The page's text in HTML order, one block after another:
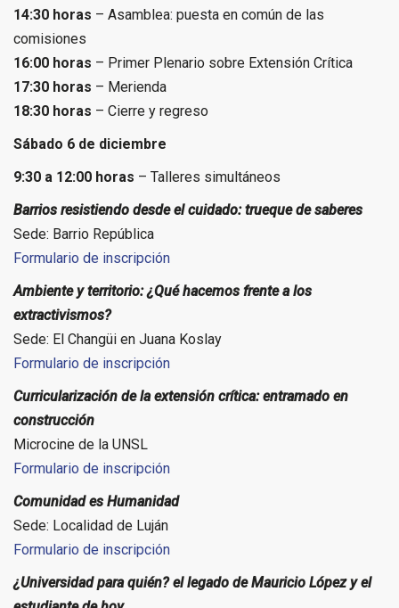
14:30 horas – Asamblea: puesta en común de las
comisiones
16:00 horas – Primer Plenario sobre Extensión Crítica
17:30 horas – Merienda
18:30 horas – Cierre y regreso
Sábado 6 de diciembre
9:30 a 12:00 horas – Talleres simultáneos
Barrios resistiendo desde el cuidado: trueque de saberes
Sede: Barrio República
Formulario de inscripción
Ambiente y territorio: ¿Qué hacemos frente a los
extractivismos?
Sede: El Changüi en Juana Koslay
Formulario de inscripción
Curricularización de la extensión crítica: entramado en
construcción
Microcine de la UNSL
Formulario de inscripción
Comunidad es Humanidad
Sede: Localidad de Luján
Formulario de inscripción
¿Universidad para quién? el legado de Mauricio López y el